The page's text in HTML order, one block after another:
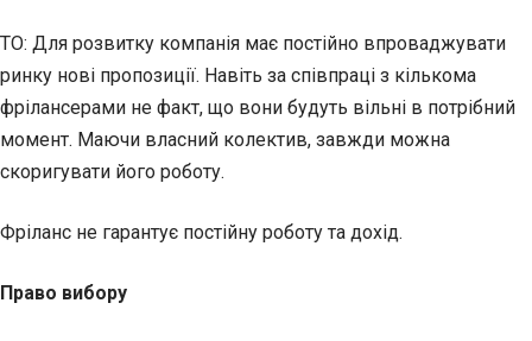
ТО: Для розвитку компанія має постійно впроваджувати
ринку нові пропозиції. Навіть за співпраці з кількома
фрілансерами не факт, що вони будуть вільні в потрібний
момент. Маючи власний колектив, завжди можна
скоригувати його роботу.
Фріланс не гарантує постійну роботу та дохід.
Право вибору